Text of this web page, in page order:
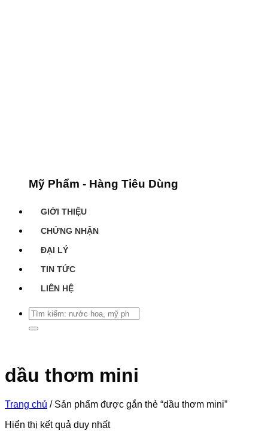
Mỹ Phẩm - Hàng Tiêu Dùng
GIỚI THIỆU
CHỨNG NHẬN
ĐẠI LÝ
TIN TỨC
LIÊN HỆ
Tìm
kiếm:
dầu thơm mini
Trang chủ /Sản phẩm được gắn thẻ “dầu thơm mini”
Hiển thị kết quả duy nhất